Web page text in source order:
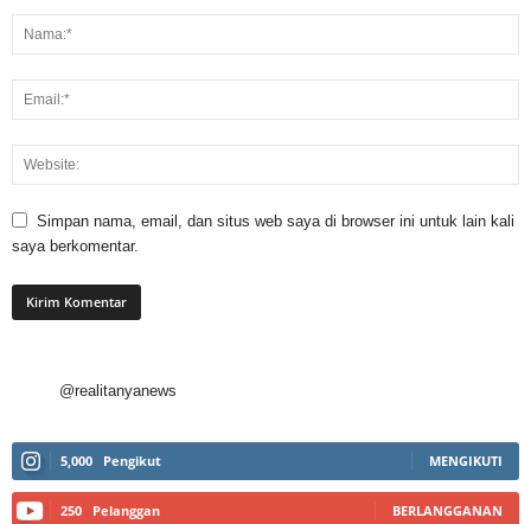
Simpan nama, email, dan situs web saya di browser ini untuk lain kali
saya berkomentar.
@realitanyanews
5,000 Pengikut MENGIKUTI
250 Pelanggan BERLANGGANAN